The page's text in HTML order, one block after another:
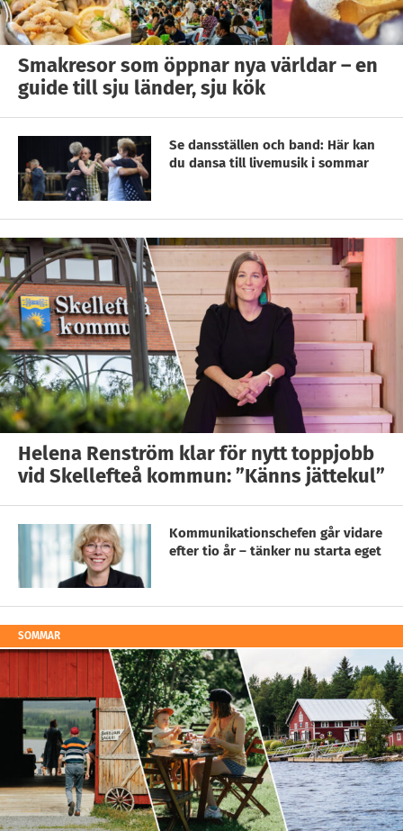
Smakresor som öppnar nya världar – en
guide till sju länder, sju kök
Se dansställen och band: Här kan
du dansa till livemusik i sommar
Helena Renström klar för nytt toppjobb
vid Skellefteå kommun: ”Känns jättekul”
Kommunikationschefen går vidare
efter tio år – tänker nu starta eget
SOMMAR